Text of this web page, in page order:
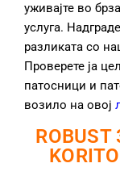
уживајте во
услуга.
разликата со
Проверете ја
патосници и
возило на овој
ROBUST